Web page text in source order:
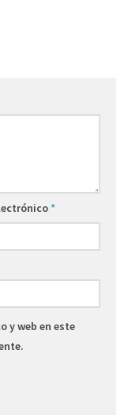
*
y web en este